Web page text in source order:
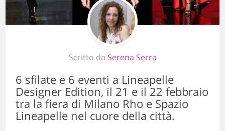
Scritto da Serena Serra
6 sfilate e 6 eventi a Lineapelle
Designer Edition, il 21 e il 22 febbraio
tra la fiera di Milano Rho e Spazio
Lineapelle nel cuore della città.